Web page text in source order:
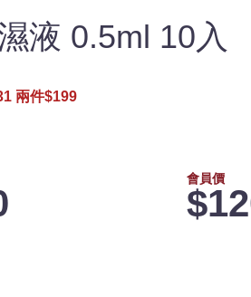
液 0.5ml 10入
兩件$199
會員價